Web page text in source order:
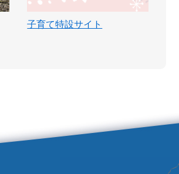
子育て特設サイト